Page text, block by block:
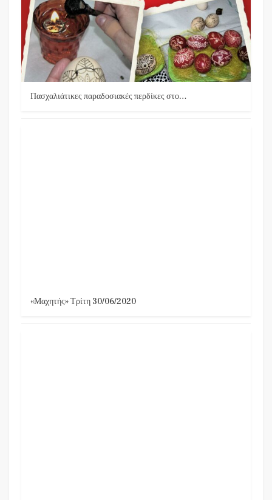
Πασχαλιάτικες παραδοσιακές περδίκες στο…
«Μαχητής» Τρίτη 30/06/2020